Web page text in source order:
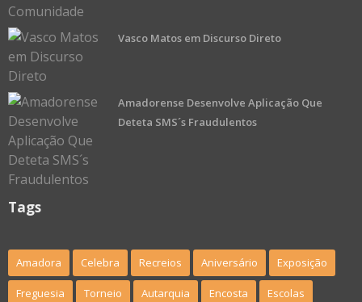
Vasco Matos em Discurso Direto
Amadorense Desenvolve Aplicação Que
Deteta SMS´s Fraudulentos
Tags
Amadora Celebra Recreios Aniversário Exposição
Freguesia Torneio Autarquia Encosta Escolas